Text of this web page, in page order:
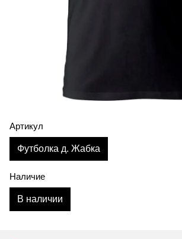
Артикул
Футболка д. Жабка
Наличие
В наличии